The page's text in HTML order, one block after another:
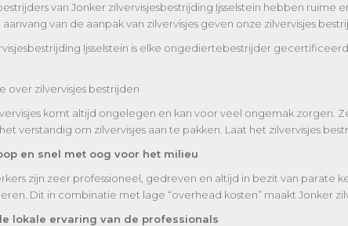
van Jonker zilvervisjesbestrijding Ijsselstein hebben
van de aanpak van zilvervisjes geven onze zilvervisjes
Ijsselstein is elke ongediertebestrijder
over zilvervisjes bestrijden
komt altijd ongelegen en kan voor veel ongemak
verstandig om zilvervisjes aan te pakken. Laat het zilvervisjes
en snel met oog voor het milieu
zijn zeer professioneel, gedreven en altijd in bezit van parate
Dit in combinatie met lage “overhead kosten” maakt Jonker
lokale ervaring van de professionals